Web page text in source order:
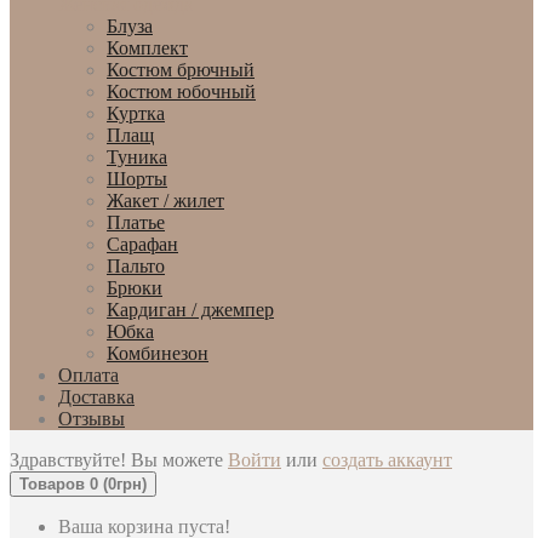
Блуза
Комплект
Костюм брючный
Костюм юбочный
Куртка
Плащ
Туника
Шорты
Жакет / жилет
Платье
Сарафан
Пальто
Брюки
Кардиган / джемпер
Юбка
Комбинезон
Оплата
Доставка
Отзывы
Здравствуйте! Вы можете Войти или создать аккаунт
Товаров 0 (0грн)
Ваша корзина пуста!